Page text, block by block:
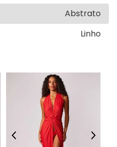
Abstrato
Linho